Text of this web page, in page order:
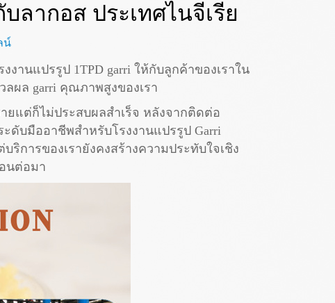
ลากอส ประเทศไนจีเรีย
น์
งานแปรรูป 1TPD garri ให้กับลูกค้าของเราใน
ผล garri คุณภาพสูงของเรา
ยแต่ก็ไม่ประสบผลสำเร็จ หลังจากติดต่อ
ดับมืออาชีพสำหรับโรงงานแปรรูป Garri
การของเรายังคงสร้างความประทับใจเชิง
นต่อมา